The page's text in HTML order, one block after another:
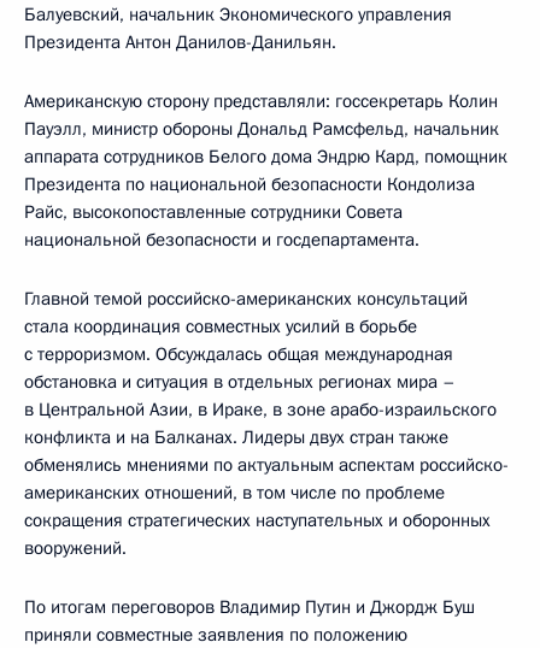
Балуевский, начальник Экономического управления
Президента Антон Данилов-Данильян.
Американскую сторону представляли: госсекретарь Колин
Пауэлл, министр обороны Дональд Рамсфельд, начальник
аппарата сотрудников Белого дома Эндрю Кард, помощник
Президента по национальной безопасности Кондолиза
Райс, высокопоставленные сотрудники Совета
национальной безопасности и госдепартамента.
Главной темой российско-американских консультаций
стала координация совместных усилий в борьбе
с терроризмом. Обсуждалась общая международная
обстановка и ситуация в отдельных регионах мира –
в Центральной Азии, в Ираке, в зоне арабо-израильского
конфликта и на Балканах. Лидеры двух стран также
обменялись мнениями по актуальным аспектам российско-
американских отношений, в том числе по проблеме
сокращения стратегических наступательных и оборонных
вооружений.
По итогам переговоров Владимир Путин и Джордж Буш
приняли совместные заявления по положению